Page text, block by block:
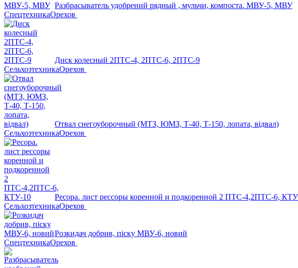
Разбрасыватель удобрений рядный , мульчи, компоста. МВУ-5, МВУ
СпецтехникаОрехов
Диск колесный 2ПТС-4, 2ПТС-6, 2ПТС-9
СельхозтехникаОрехов
Отвал снегоуборочный (МТЗ, ЮМЗ, Т-40, Т-150, лопата, відвал)
СельхозтехникаОрехов
Ресора. лист рессоры коренной и подкоренной 2 ПТС-4,2ПТС-6,
СельхозтехникаОрехов
Розкидач добрив, піску МВУ-6, новий
СпецтехникаОрехов